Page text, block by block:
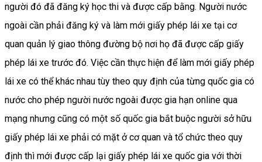
người đó đã đăng ký học thi và được cấp bằng. Người nước
ngoài cần phải đăng ký và làm mới giấy phép lái xe tại cơ
quan quản lý giao thông đường bộ nơi họ đã được cấp giấy
phép lái xe trước đó. Việc cần thực hiện để làm mới giấy phép
lái xe có thể khác nhau tùy theo quy định của từng quốc gia có
nước cho phép người nước ngoài được gia hạn online qua
mạng nhưng cũng có một số quốc gia bắt buộc người sở hữu
giấy phép lái xe phải có mặt ở cơ quan và tổ chức theo quy
định thì mới được cấp lại giấy phép lái xe quốc gia với thời